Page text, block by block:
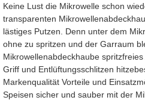
Keine Lust die Mikrowelle schon
transparenten
lästiges Putzen. Denn unter dem
ohne zu spritzen und der Garraum
Mikrowellenabdeckhaube
Griff und Entlüftungsschlitzen
Markenqualität Vorteile und
Speisen sicher und sauber mit der